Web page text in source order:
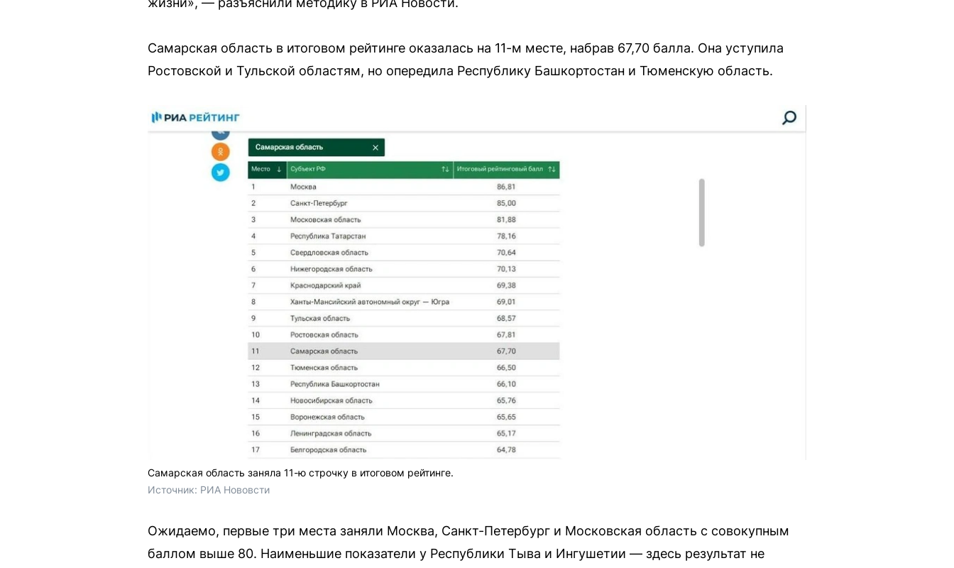
Самарская область в итоговом рейтинге оказалась на 11-м месте, набрав 67,70 балла. Она уступила
Ростовской и Тульской областям, но опередила Республику Башкортостан и Тюменскую область.
Самарская область заняла 11-ю строчку в итоговом рейтинге.
Источник: РИА Нововсти
Ожидаемо, первые три места заняли Москва, Санкт-Петербург и Московская область с совокупным
баллом выше 80. Наименьшие показатели у Республики Тыва и Ингушетии — здесь результат не